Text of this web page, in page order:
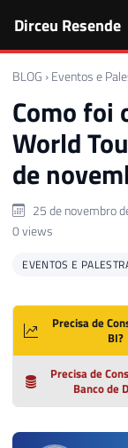
Dirceu Resende
BLOG › Eventos e
Como foi
World
de
25 de novembro
0 views
EVENTOS E
Precisa de
BI?
Precisa de
Banco de